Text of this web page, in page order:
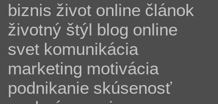
biznis život online článok
životný štýl blog online
svet komunikácia
marketing motivácia
podnikanie skúsenosť